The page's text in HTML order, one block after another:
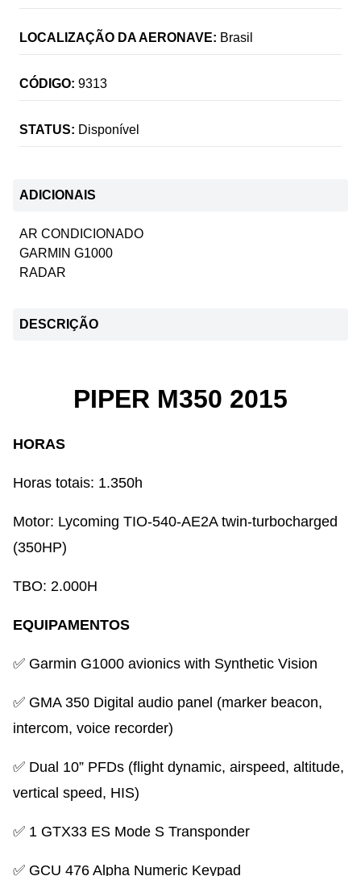
LOCALIZAÇÃO DA AERONAVE: Brasil
CÓDIGO: 9313
STATUS: Disponível
ADICIONAIS
AR CONDICIONADO
GARMIN G1000
RADAR
DESCRIÇÃO
PIPER M350 2015
HORAS
Horas totais: 1.350h
Motor: Lycoming TIO-540-AE2A twin-turbocharged
(350HP)
TBO: 2.000H
EQUIPAMENTOS
✅ Garmin G1000 avionics with Synthetic Vision
✅ GMA 350 Digital audio panel (marker beacon,
intercom, voice recorder)
✅ Dual 10” PFDs (flight dynamic, airspeed, altitude,
vertical speed, HIS)
✅ 1 GTX33 ES Mode S Transponder
✅ GCU 476 Alpha Numeric Keypad